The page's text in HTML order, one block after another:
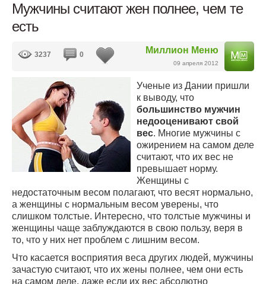
Мужчины считают жен полнее, чем те
есть
Миллион Меню
09 апреля 2012
3237 0
Ученые из Дании пришли
к выводу, что
большинство мужчин
недооценивают свой
вес. Многие мужчины с
ожирением на самом деле
считают, что их вес не
превышает норму.
Женщины с
недостаточным весом полагают, что весят нормально,
а женщины с нормальным весом уверены, что
слишком толстые. Интересно, что толстые мужчины и
женщины чаще заблуждаются в свою пользу, веря в
то, что у них нет проблем с лишним весом.
Что касается восприятия веса других людей, мужчины
зачастую считают, что их жены полнее, чем они есть
на самом деле, даже если их вес абсолютно